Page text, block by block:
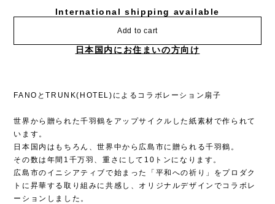
International shipping available
Add to cart
日本国内にお住まいの方向け
FANOとTRUNK(HOTEL)によるコラボレーション扇子
世界から贈られた千羽鶴をアップサイクルした紙素材で作られて
います。
日本国内はもちろん、世界中から広島市に贈られる千羽鶴。
その数は年間1千万羽、重さにして10トンになります。
広島市のイニシアティブで始まった「平和への祈り」をプロダク
トに昇華する取り組みに共感し、オリジナルデザインでコラボレ
ーションしました。